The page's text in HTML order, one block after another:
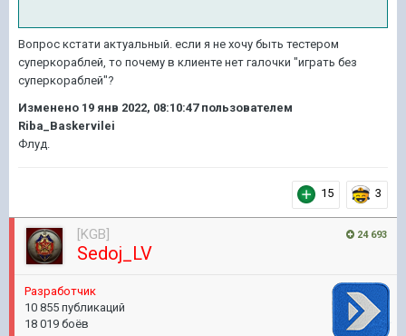
Вопрос кстати актуальный. если я не хочу быть тестером
суперкораблей, то почему в клиенте нет галочки "играть без
суперкораблей"?
Изменено 19 янв 2022, 08:10:47пользователем
Riba_Baskervilei
Флуд.
15 3
24 693
[KGB]
Sedoj_LV
Pазработчик
10 855 публикаций
18 019 боёв